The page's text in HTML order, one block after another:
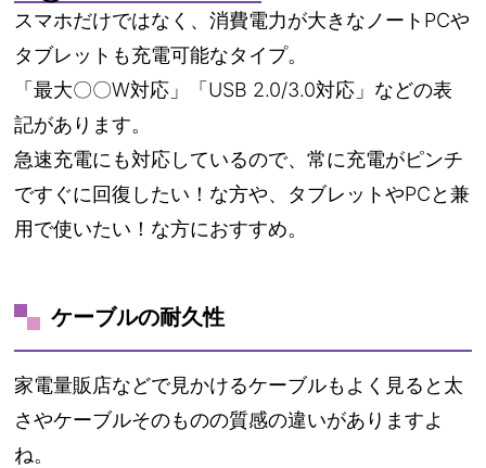
スマホだけではなく、消費電力が大きなノートPCや
タブレットも充電可能なタイプ。
「最大〇〇W対応」「USB 2.0/3.0対応」などの表
記があります。
急速充電にも対応しているので、常に充電がピンチ
ですぐに回復したい！な方や、タブレットやPCと兼
用で使いたい！な方におすすめ。
ケーブルの耐久性
家電量販店などで見かけるケーブルもよく見ると太
さやケーブルそのものの質感の違いがありますよ
ね。